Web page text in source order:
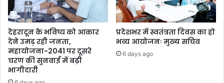
देहरादून के भविष्य को आकार
देने उमड़ रही जनता,
महायोजना-2041 पर दूसरे
चरण की सुनवाई में बढ़ी
भागीदारी
प्रदेशभर में स्वतंत्रता दिवस का हो
भव्य आयोजनः मुख्य सचिव
6 days ago